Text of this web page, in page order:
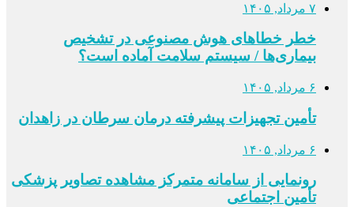
۷ مرداد, ۱۴۰۵
خطر خطاهای هوش مصنوعی در تشخیص
بیماری‌ها / سیستم سلامت آماده است؟
۶ مرداد, ۱۴۰۵
تأمین تجهیزات پیشرفته درمان سرطان در زاهدان
۶ مرداد, ۱۴۰۵
رونمایی از سامانه متمرکز مشاهده تصاویر پزشکی
تأمین اجتماعی